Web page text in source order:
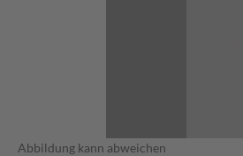
Abbildung kann abweichen